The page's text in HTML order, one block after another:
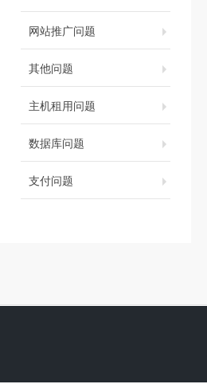
网站推广问题
其他问题
主机租用问题
数据库问题
支付问题